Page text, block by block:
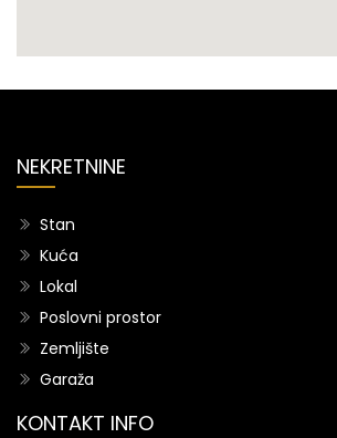
NEKRETNINE
Stan
Kuća
Lokal
Poslovni prostor
Zemljište
Garaža
KONTAKT INFO